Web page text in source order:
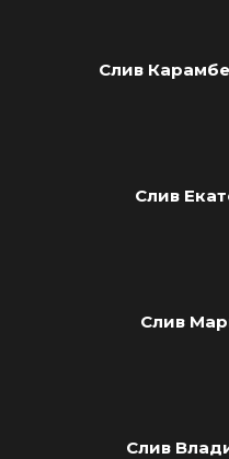
Слив
Слив
Слив
Слив